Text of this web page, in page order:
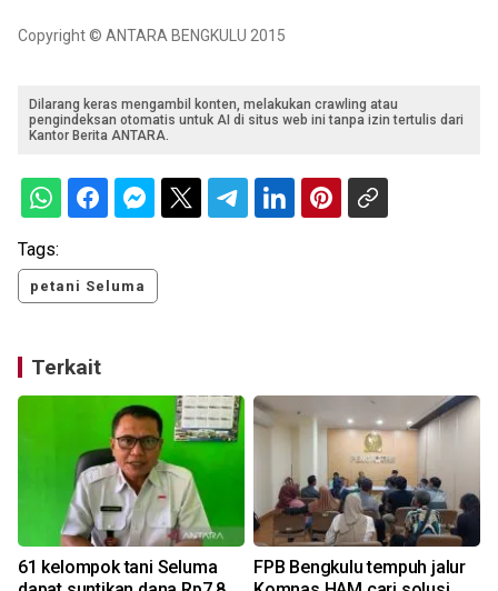
Copyright © ANTARA BENGKULU 2015
Dilarang keras mengambil konten, melakukan crawling atau
pengindeksan otomatis untuk AI di situs web ini tanpa izin tertulis dari
Kantor Berita ANTARA.
Tags:
petani Seluma
Terkait
61 kelompok tani Seluma
FPB Bengkulu tempuh jalur